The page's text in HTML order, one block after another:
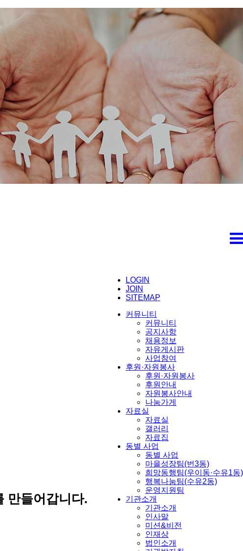
LOGIN
JOIN
SITEMAP
커뮤니티
커뮤니티
공지사항
채용정보
자유게시판
사업참여
후원·자원봉사
후원·자원봉사
후원안내
자원봉사안내
나눔가게
자료실
자료실
갤러리
자료집
동별 사업
동별 사업
마을성장팀(번3동)
희망동행팀(우이동·수유1동)
행복나눔팀(수유2동)
운영지원팀
기관소개
기관소개
인사말
미션&비전
인재상
법인소개
만들어갑니다.